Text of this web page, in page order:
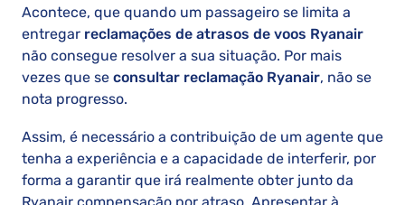
Acontece, que quando um passageiro se limita a
entregar reclamações de atrasos de voos Ryanair
não consegue resolver a sua situação. Por mais
vezes que se consultar reclamação Ryanair, não se
nota progresso.
Assim, é necessário a contribuição de um agente que
tenha a experiência e a capacidade de interferir, por
forma a garantir que irá realmente obter junto da